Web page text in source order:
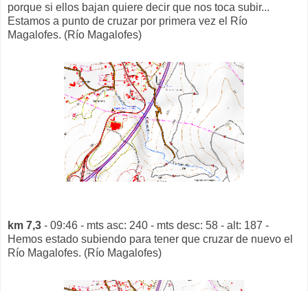
porque si ellos bajan quiere decir que nos toca subir...
Estamos a punto de cruzar por primera vez el Río
Magalofes. (Río Magalofes)
km 7,3 - 09:46 - mts asc: 240 - mts desc: 58 - alt: 187 -
Hemos estado subiendo para tener que cruzar de nuevo el
Río Magalofes. (Río Magalofes)